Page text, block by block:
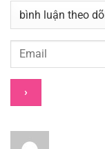
Chapter 182
Chapter 181
Chapter 180